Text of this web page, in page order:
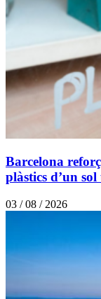
Barcelona
plàstics d’un
03 / 08 / 2026